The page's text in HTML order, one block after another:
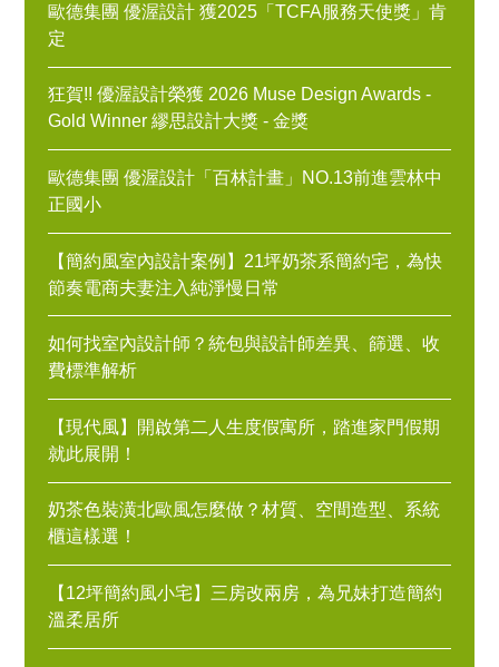
歐德集團 優渥設計 獲2025「TCFA服務天使獎」肯
定
狂賀!! 優渥設計榮獲 2026 Muse Design Awards -
Gold Winner 繆思設計大獎 - 金獎
歐德集團 優渥設計「百林計畫」NO.13前進雲林中
正國小
【簡約風室內設計案例】21坪奶茶系簡約宅，為快
節奏電商夫妻注入純淨慢日常
如何找室內設計師？統包與設計師差異、篩選、收
費標準解析
【現代風】開啟第二人生度假寓所，踏進家門假期
就此展開！
奶茶色裝潢北歐風怎麼做？材質、空間造型、系統
櫃這樣選！
【12坪簡約風小宅】三房改兩房，為兄妹打造簡約
溫柔居所